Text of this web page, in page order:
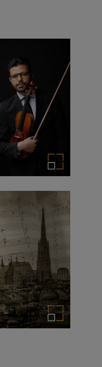
Ampliar imagen
Ampliar imagen